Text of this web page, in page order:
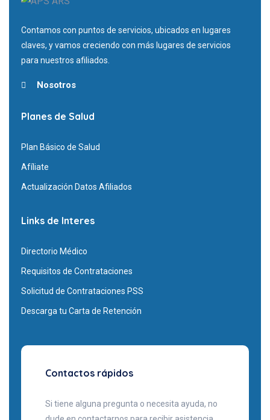
Contamos con puntos de servicios, ubicados en lugares
claves, y vamos creciendo con más lugares de servicios
para nuestros afiliados.
Nosotros
Planes de Salud
Plan Básico de Salud
Afíliate
Actualización Datos Afiliados
Links de Interes
Directorio Médico
Requisitos de Contrataciones
Solicitud de Contrataciones PSS
Descarga tu Carta de Retención
Contactos rápidos
Si tiene alguna pregunta o necesita ayuda, no